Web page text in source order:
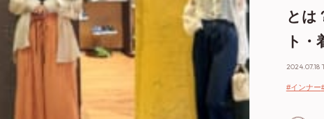
とは
ト
2024.07.18
#インナー